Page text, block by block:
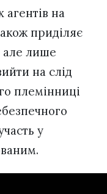
на
приділяє
але лише
на слід
племінниці
у